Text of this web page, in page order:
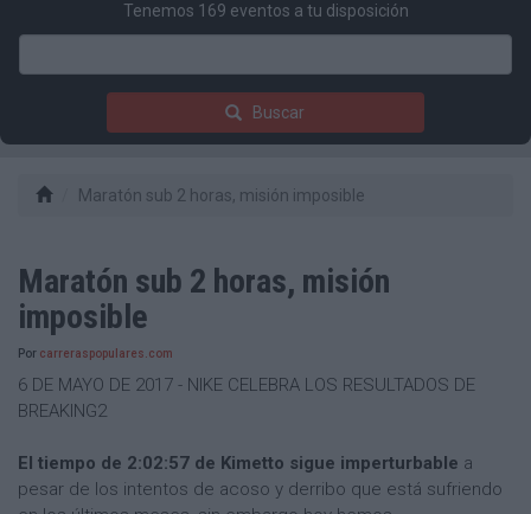
Tenemos 169 eventos a tu disposición
Buscar
Maratón sub 2 horas, misión imposible
Maratón sub 2 horas, misión
imposible
Por carreraspopulares.com
6 DE MAYO DE 2017 - NIKE CELEBRA LOS RESULTADOS DE
BREAKING2
El tiempo de 2:02:57 de Kimetto sigue imperturbable a
pesar de los intentos de acoso y derribo que está sufriendo